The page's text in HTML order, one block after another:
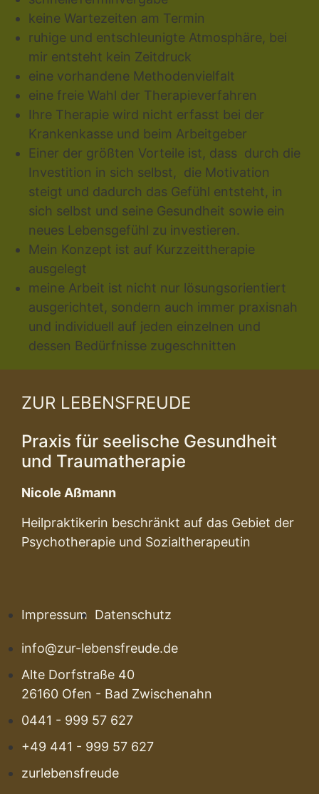
keine Wartezeiten am Termin
ruhige und entschleunigte Atmosphäre, bei
mir entsteht kein Zeitdruck
eine vorhandene Methodenvielfalt
eine freie Wahl der Therapieverfahren
Ihre Therapie wird nicht erfasst bei der
Krankenkasse und beim Arbeitgeber
Einer der größten Vorteile ist, dass durch die
Investition in sich selbst, die Motivation
steigt und dadurch das Gefühl entsteht, in
sich selbst und seine Gesundheit sowie ein
neues Lebensgefühl zu investieren.
Mein Konzept ist auf Kurzzeittherapie
ausgelegt
meine Arbeit ist nicht nur lösungsorientiert
ausgerichtet, sondern auch immer praxisnah
und individuell auf jeden einzelnen und
dessen Bedürfnisse zugeschnitten
ZUR LEBENSFREUDE
Praxis für seelische Gesundheit
und Traumatherapie
Nicole Aßmann
Heilpraktikerin beschränkt auf das Gebiet der
Psychotherapie und Sozialtherapeutin
Impressum Datenschutz
info@zur-lebensfreude.de
Alte Dorfstraße 40
26160 Ofen - Bad Zwischenahn
0441 - 999 57 627
+49 441 - 999 57 627
zurlebensfreude